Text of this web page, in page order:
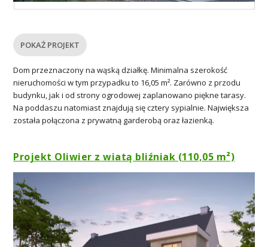
POKAŻ PROJEKT
Dom przeznaczony na wąską działkę. Minimalna szerokość
nieruchomości w tym przypadku to 16,05 m². Zarówno z przodu
budynku, jak i od strony ogrodowej zaplanowano piękne tarasy.
Na poddaszu natomiast znajdują się cztery sypialnie. Największa
została połączona z prywatną garderobą oraz łazienką.
Projekt Oliwier z wiatą bliźniak (110,05 m²)